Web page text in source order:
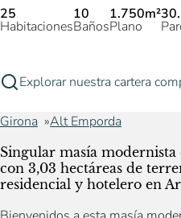
25
Habitaciones
10
Baños
1.750m²
Plano
Explorar nuestra cartera
Girona Alt Emporda
Singular masía modernista
con 3,03 hectáreas de
residencial y hotelero en